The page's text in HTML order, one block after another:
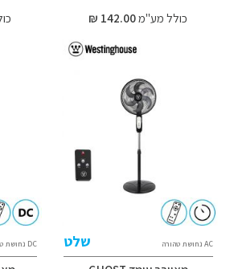
כולל מע"מ142.00 ₪
AC נחושת טהורה שלט DC נחושת טהורה